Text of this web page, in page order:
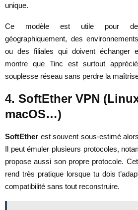
unique.
Ce modèle est utile pour
géographiquement, des
ou des filiales qui doivent échanger
montre que Tinc est surtout
souplesse réseau sans perdre la
4. SoftEther VPN
macOS…)
SoftEther est souvent sous-estimé
Il peut émuler plusieurs protocoles,
propose aussi son propre protocole.
rend très pratique lorsque tu dois
compatibilité sans tout reconstruire.